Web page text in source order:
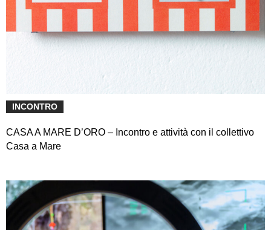
INCONTRO
CASA A MARE D’ORO – Incontro e attività con il collettivo
Casa a Mare